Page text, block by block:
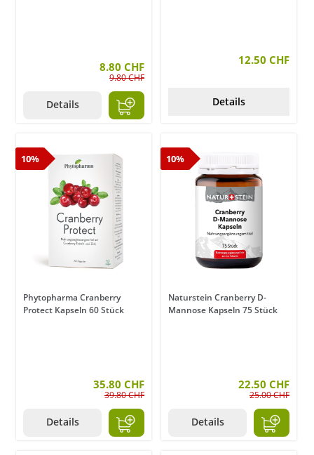
8.80 CHF
9.80 CHF
Details
12.50 CHF
Details
10%
Phytopharma Cranberry
Protect Kapseln 60 Stück
35.80 CHF
39.80 CHF
Details
10%
Naturstein Cranberry D-
Mannose Kapseln 75 Stück
22.50 CHF
25.00 CHF
Details